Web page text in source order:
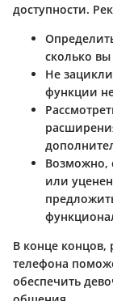
доступности.
сколько
Не
функции
Возможно,
или
В конце
телефона
обеспечить